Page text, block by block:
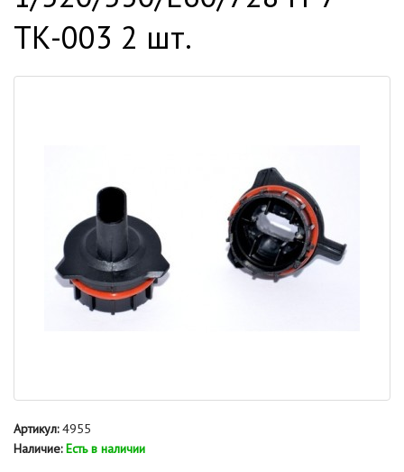
ТК-003 2 шт.
Артикул:4955
Наличие: Есть в наличии